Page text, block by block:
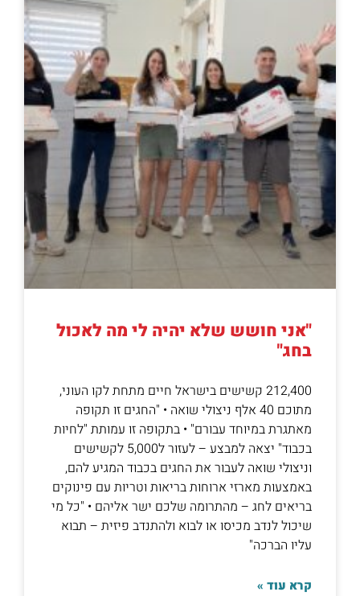
"אני חושש שלא יהיה לי מה לאכול
בחג"
212,400 קשישים בישראל חיים מתחת לקו העוני,
מתוכם 40 אלף ניצולי שואה • "החגים זו תקופה
מאתגרת במיוחד עבורם" • בתקופה זו עמותת "לחיות
בכבוד" יצאה למבצע – לעזור ל5,000 לקשישים
וניצולי שואה לעבור את החגים בכבוד המגיע להם,
באמצעות מארזי ארוחות בריאות וטריות עם פינוקים
בריאים לחג – מהתרומה שלכם ישר אליהם • "כל מי
שיכול לנדב מכיסו או לבוא ולהתנדב פיזית – תבוא
עליו הברכה"
קרא עוד »